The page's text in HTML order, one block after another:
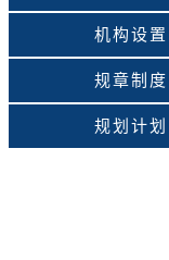
机构设置
规章制度
规划计划